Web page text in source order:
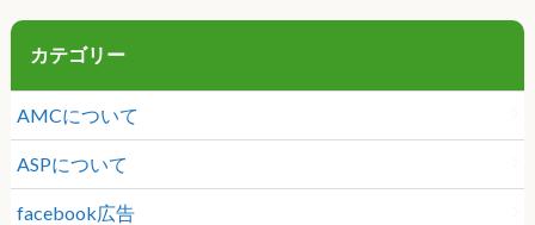
カテゴリー
AMCについて
ASPについて
facebook広告